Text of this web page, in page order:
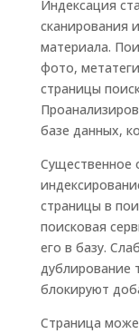
Индексация
сканирования
материала.
фото,
страницы
базе данных,
Существенное
страницы в
поисковая
его в базу.
дублирование
блокируют
Страница